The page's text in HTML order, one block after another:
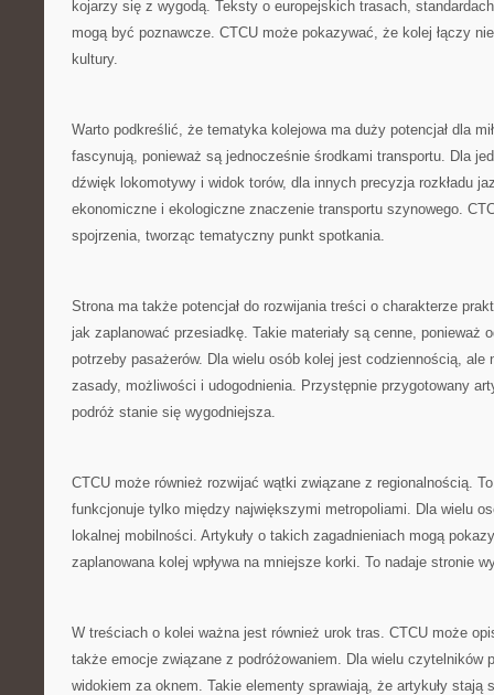
kojarzy się z wygodą. Teksty o europejskich trasach,
mogą być poznawcze. CTCU może pokazywać, że kolej łączy
kultury.
Warto podkreślić, że tematyka kolejowa ma duży potencjał dla
fascynują, ponieważ są jednocześnie środkami transportu. Dla
dźwięk lokomotywy i widok torów, dla innych precyzja rozkładu
ekonomiczne i ekologiczne znaczenie transportu szynowego.
spojrzenia, tworząc tematyczny punkt spotkania.
Strona ma także potencjał do rozwijania treści o charakterze
jak zaplanować przesiadkę. Takie materiały są cenne, ponieważ
potrzeby pasażerów. Dla wielu osób kolej jest codziennością,
zasady, możliwości i udogodnienia. Przystępnie przygotowany
podróż stanie się wygodniejsza.
CTCU może również rozwijać wątki związane z regionalnością.
funkcjonuje tylko między największymi metropoliami. Dla wielu
lokalnej mobilności. Artykuły o takich zagadnieniach mogą
zaplanowana kolej wpływa na mniejsze korki. To nadaje stronie
W treściach o kolei ważna jest również urok tras. CTCU może
także emocje związane z podróżowaniem. Dla wielu czytelników
widokiem za oknem. Takie elementy sprawiają, że artykuły stają